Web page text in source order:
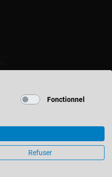
Fonctionnel
Refuser